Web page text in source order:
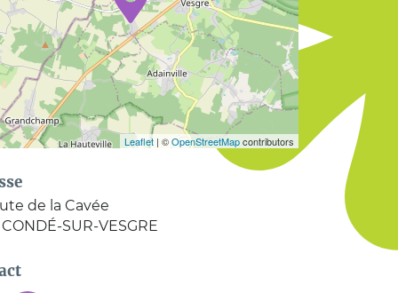
Leaflet| ©OpenStreetMapcontributors
de la Cavée
CONDÉ-SUR-VESGRE